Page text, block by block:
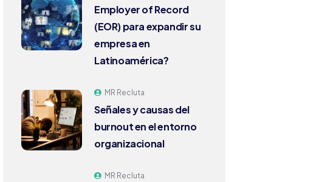
Employer of Record
(EOR) para expandir su
empresa en
Latinoamérica?
MR Recluta
Señales y causas del
burnout en el entorno
organizacional
MR Recluta